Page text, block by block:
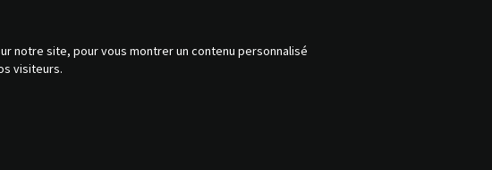
notre site, pour vous montrer un contenu personnalisé
visiteurs.